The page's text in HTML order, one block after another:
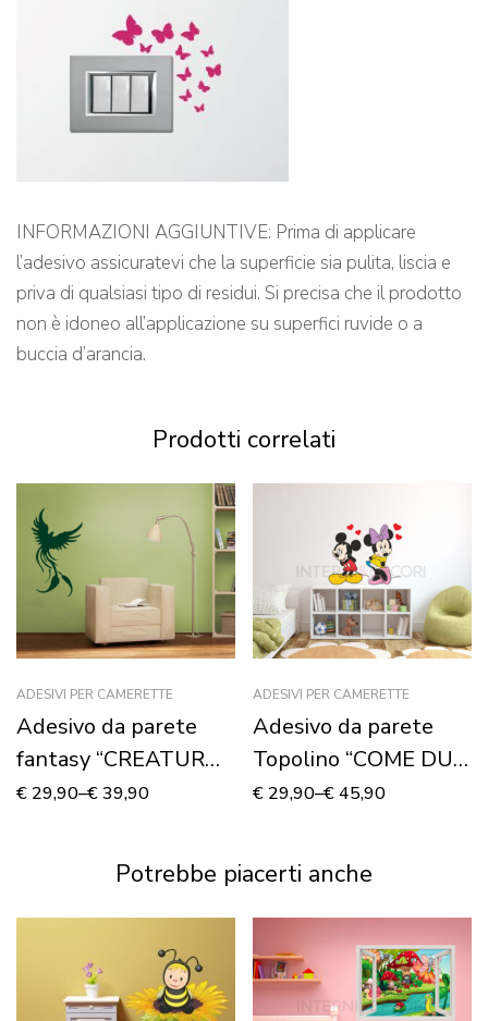
INFORMAZIONI AGGIUNTIVE: Prima di applicare
l’adesivo assicuratevi che la superficie sia pulita, liscia e
priva di qualsiasi tipo di residui. Si precisa che il prodotto
non è idoneo all’applicazione su superfici ruvide o a
buccia d’arancia.
Prodotti correlati
ADESIVI PER CAMERETTE
Adesivo da parete
fantasy “CREATURA
MITICA” – Adesivo
€ 29,90–€39,90
ADESIVI PER CAMERETTE
Adesivo da parete
Topolino “COME DUE
INNAMORATI” –
€ 29,90–€45,90
Potrebbe piacerti anche